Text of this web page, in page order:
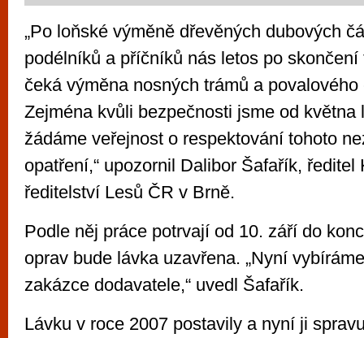
„Po loňské výměně dřevěných dubových
podélníků a příčníků nás letos po
čeká výměna nosných trámů a
Zejména kvůli bezpečnosti jsme od května
žádáme veřejnost o respektování tohoto
opatření,“ upozornil Dalibor Šafařík, ředitel
ředitelství Lesů ČR v Brně.
Podle něj práce potrvají od 10. září do
oprav bude lávka uzavřena. „Nyní
zakázce dodavatele,“ uvedl Šafařík.
Lávku v roce 2007 postavily a nyní ji